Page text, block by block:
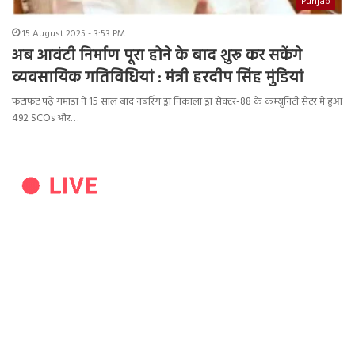
15 August 2025 - 3:53 PM
अब आवंटी निर्माण पूरा होने के बाद शुरू कर सकेंगे
व्यवसायिक गतिविधियां : मंत्री हरदीप सिंह मुंडियां
फटाफट पढ़ें गमाडा ने 15 साल बाद नंबरिंग ड्रा निकाला ड्रा सेक्टर-88 के कम्युनिटी सेंटर में हुआ
492 SCOs और…